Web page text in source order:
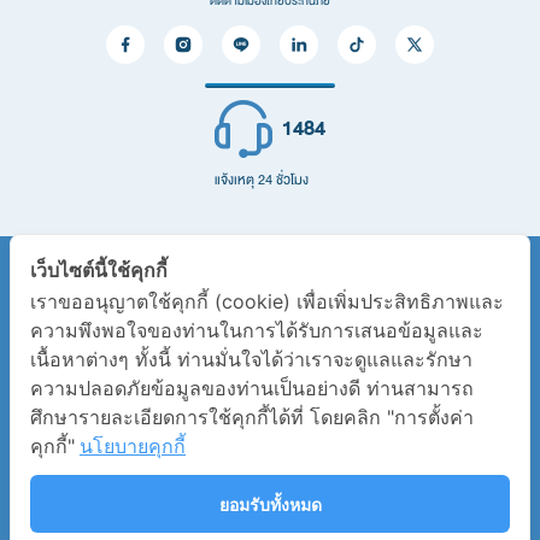
ประกันที่อยู่อาศัยและทรัพย์สิน
คำถามที่พบบ่อย
บริการ
บริการลูกค้าออนไลน์
ต่ออายุประกันออนไลน์
ช่องทางการชำระเงิน
บริการสินไหมประกันภัยรถยนต์
1484
แจ้งเหตุ 24 ชั่วโมง
ผังองค์กร
ใบอนุญาตการประกอบธุรกิจประกันวินาศภัย
หนังสือรับรองการขึ้นทะเบียนอิเล็กทรอนิกส์
การคุ้มครองข้อมูลส่วนบุคคล
นโยบายเกี่ยวกับการใช้งานคุกกี้
มาตรฐานกรอบระยะเวลาสำหรับการให้บริการ
DBD
เว็บไซต์นี้ใช้คุกกี้
เราขออนุญาตใช้คุกกี้ (cookie) เพื่อเพิ่มประสิทธิภาพและ
ความพึงพอใจของท่านในการได้รับการเสนอข้อมูลและ
เนื้อหาต่างๆ ทั้งนี้ ท่านมั่นใจได้ว่าเราจะดูแลและรักษา
ความปลอดภัยข้อมูลของท่านเป็นอย่างดี ท่านสามารถ
ศึกษารายละเอียดการใช้คุกกี้ได้ที่ โดยคลิก "การตั้งค่า
คุกกี้" นโยบายคุกกี้
ยอมรับทั้งหมด